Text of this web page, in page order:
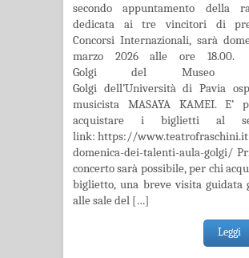
secondo appuntamento della
dedicata ai tre vincitori di
Concorsi Internazionali, sarà
marzo 2026 alle ore 18.00.
Golgi del Museo
Golgi dell’Università di Pavia
musicista MASAYA KAMEI. E’
acquistare i biglietti al
link: https://
domenica-dei-talenti-aula-golgi/
concerto sarà possibile, per chi
biglietto, una breve visita guidata
alle sale del […]
Leggi